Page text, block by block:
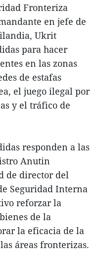
Fronteriza
en jefe de
Ukrit
para hacer
en las zonas
de estafas
el juego ilegal por
y el tráfico de
responden a las
Anutin
de director del
Seguridad Interna
reforzar la
de la
la eficacia de la
áreas fronterizas.